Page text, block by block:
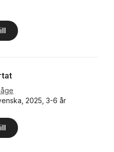
Totalt antal röster:
2025, 3-6 år